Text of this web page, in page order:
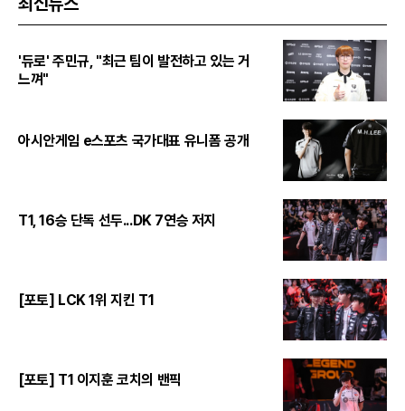
'듀로' 주민규, "최근 팀이 발전하고 있는 거
느껴"
아시안게임 e스포츠 국가대표 유니폼 공개
T1, 16승 단독 선두...DK 7연승 저지
[포토] LCK 1위 지킨 T1
[포토] T1 이지훈 코치의 밴픽